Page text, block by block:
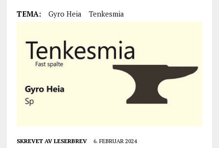
TEMA: Gyro Heia Tenkesmia
SKREVET AV LESERBREV 6. FEBRUAR 2024